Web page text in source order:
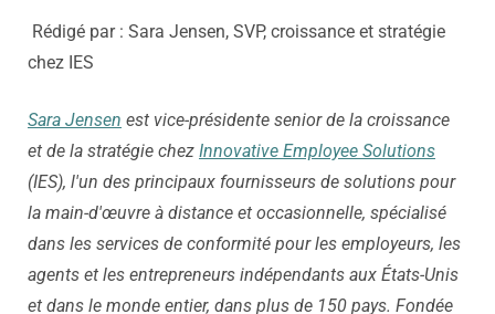
Rédigé par : Sara Jensen, SVP, croissance et stratégie
chez IES
Sara Jensen est vice-présidente senior de la croissance
et de la stratégie chez Innovative Employee Solutions
(IES), l'un des principaux fournisseurs de solutions pour
la main-d'œuvre à distance et occasionnelle, spécialisé
dans les services de conformité pour les employeurs, les
agents et les entrepreneurs indépendants aux États-Unis
et dans le monde entier, dans plus de 150 pays. Fondée